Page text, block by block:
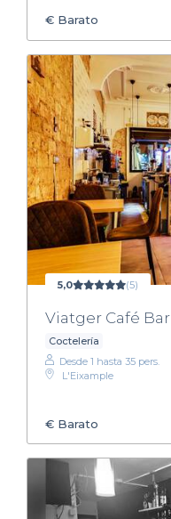
€ Barato
5,0 (5)
Viatger Café Bar
Coctelería
Desde 1 hasta 35 pers.
L'Eixample
€ Barato